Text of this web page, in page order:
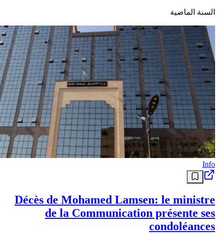
السنة الماضية
Info
Décès de Mohamed Lamsen: le ministre
de la Communication présente ses
condoléances